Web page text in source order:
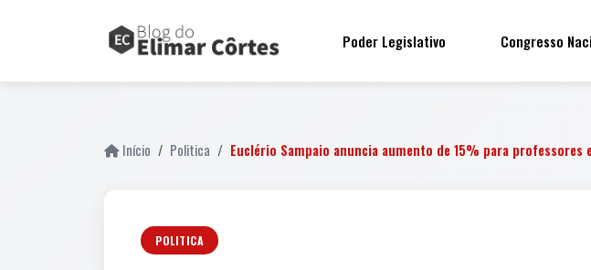
Poder Legislativo Congresso
Início Politica Euclério Sampaio anuncia aumento de 15% para professores
POLITICA